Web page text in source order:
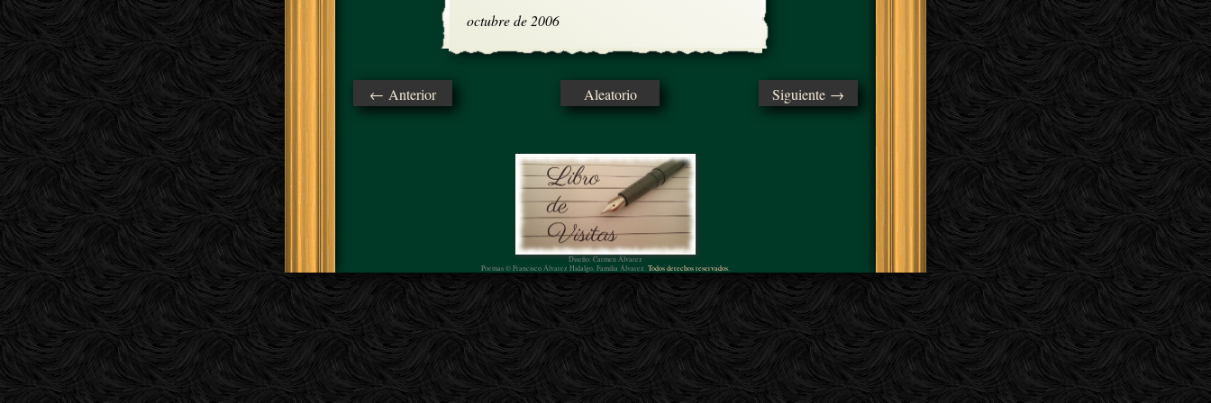
octubre de 2006
← Anterior Aleatorio Siguiente →
Diseño: Carmen Álvarez
Poemas © Francisco Álvarez Hidalgo, Familia Álvarez. Todos derechos reservados.